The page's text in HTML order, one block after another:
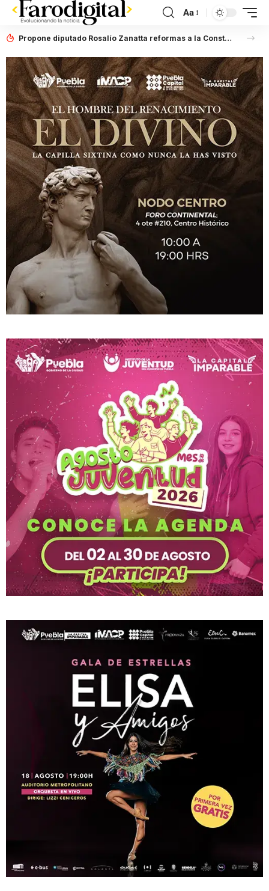
Aa
Propone diputado Rosalío Zanatta reformas a la Constitución del Estado para fortalecer la participación y desarrollo de las juventudes